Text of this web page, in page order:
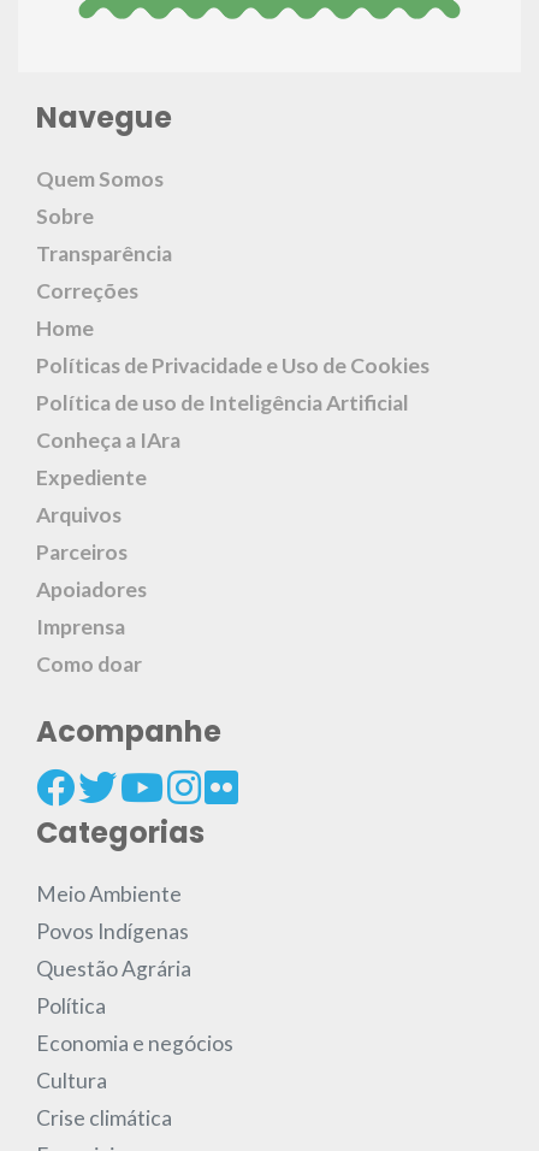
Navegue
Quem Somos
Sobre
Transparência
Correções
Home
Políticas de Privacidade e Uso de Cookies
Política de uso de Inteligência Artificial
Conheça a IAra
Expediente
Arquivos
Parceiros
Apoiadores
Imprensa
Como doar
Acompanhe
Categorias
Meio Ambiente
Povos Indígenas
Questão Agrária
Política
Economia e negócios
Cultura
Crise climática